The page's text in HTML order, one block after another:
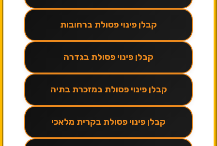
קבלן פינוי פסולת ברחובות
קבלן פינוי פסולת בגדרה
קבלן פינוי פסולת במזכרת בתיה
קבלן פינוי פסולת בקרית מלאכי